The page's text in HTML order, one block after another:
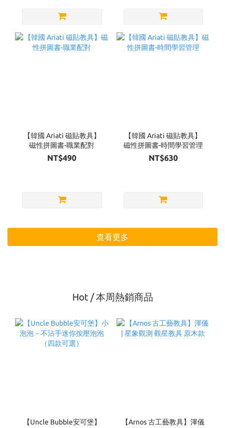
【韓國 Ariati 磁貼教具】
磁性拼圖書-職業配對
NT$490
【韓國 Ariati 磁貼教具】
磁性拼圖書-時間學習管理
NT$630
查看更多
Hot / 本周熱銷商品
【Uncle Bubble安可堡】
【Arnos 古工藝教具】渾儀